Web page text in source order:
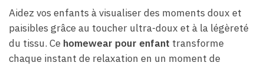
Aidez vos enfants à visualiser des moments doux et
paisibles grâce au toucher ultra-doux et à la légèreté
du tissu. Ce homewear pour enfant transforme
chaque instant de relaxation en un moment de